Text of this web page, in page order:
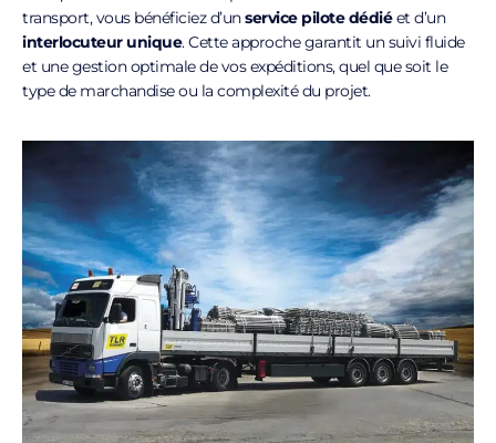
transport, vous bénéficiez d’unservice pilote dédiéet d’un
interlocuteur unique. Cette approche garantit un suivi fluide
et une gestion optimale de vos expéditions, quel que soit le
type de marchandise ou la complexité du projet.